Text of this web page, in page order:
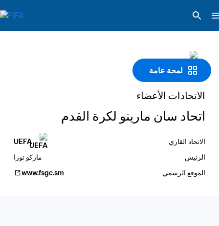
لمحة عامة
الاتحادات الأعضاء
اتحاد سان مارينو لكرة القدم
الاتحاد القاري
UEFA
الرئيس
ماركو تورا
الموقع الرسمي
www.fsgc.sm